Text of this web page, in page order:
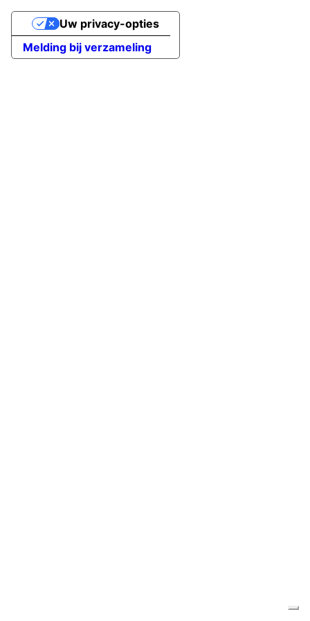
Melding bij verzameling
Uw privacy-opties